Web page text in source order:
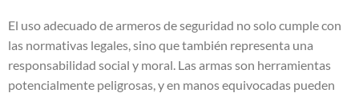
El uso adecuado de armeros de seguridad no solo cumple con
las normativas legales, sino que también representa una
responsabilidad social y moral. Las armas son herramientas
potencialmente peligrosas, y en manos equivocadas pueden